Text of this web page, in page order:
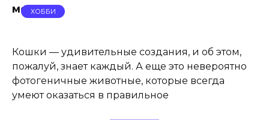
момент
ХОББИ
Кошки — удивительные создания, и об этом,
пожалуй, знает каждый. А еще это невероятно
фотогеничные животные, которые всегда
умеют оказаться в правильное